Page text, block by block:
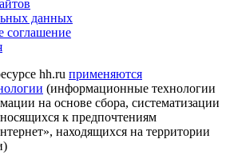
данных
соглашение
hh.ru применяются
(информационные технологии
на основе сбора, систематизации
к предпочтениям
находящихся на территории